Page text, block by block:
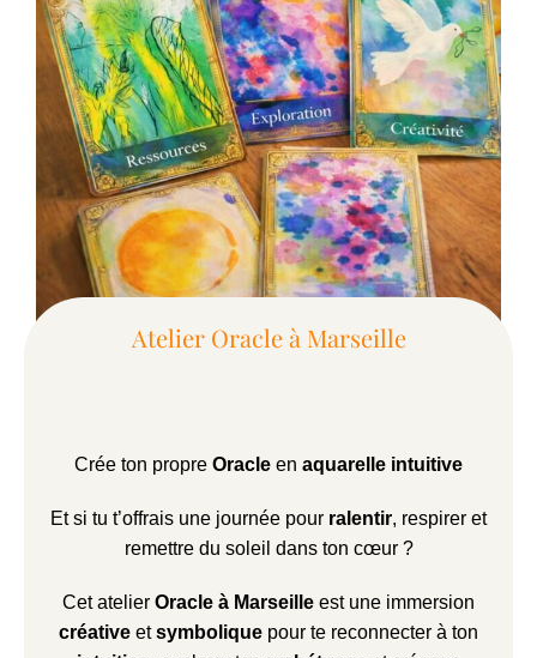
Atelier Oracle à Marseille
Crée ton propre Oracle en aquarelle intuitive
Et si tu t’offrais une journée pour ralentir, respirer et
remettre du soleil dans ton cœur ?
Cet atelier Oracle à Marseille est une immersion
créative etsymbolique pour te reconnecter à ton